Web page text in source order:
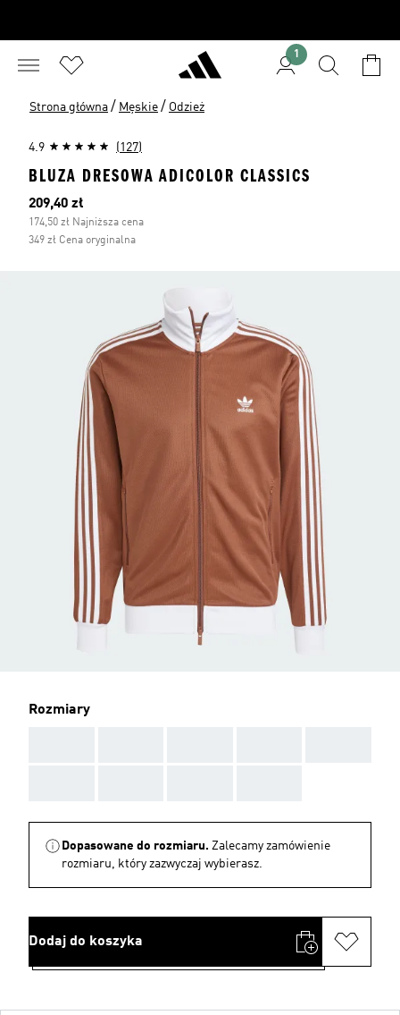
1
Strona główna / Męskie / Odzież
4.9 (127)
BLUZA DRESOWA ADICOLOR CLASSICS
Bieżąca cena
209,40 zł
174,50 zł Najniższa cena
349 zł Cena oryginalna
Rozmiary
Dopasowane do rozmiaru. Zalecamy zamówienie
rozmiaru, który zazwyczaj wybierasz.
Dodaj do koszyka